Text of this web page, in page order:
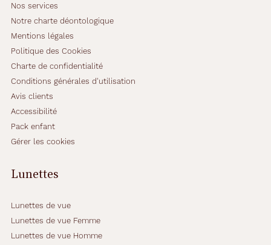
Nos services
Notre charte déontologique
Mentions légales
Politique des Cookies
Charte de confidentialité
Conditions générales d'utilisation
Avis clients
Accessibilité
Pack enfant
Gérer les cookies
Lunettes
Lunettes de vue
Lunettes de vue Femme
Lunettes de vue Homme